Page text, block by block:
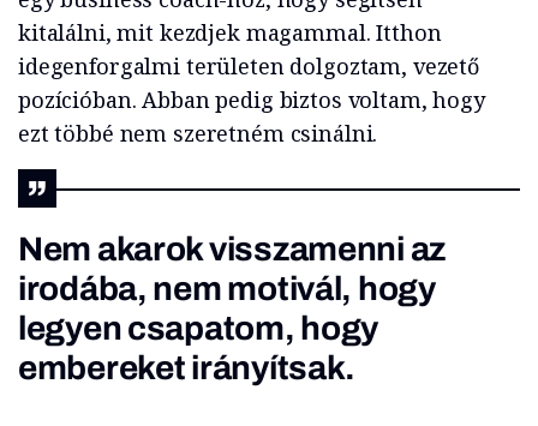
kitalálni, mit kezdjek magammal. Itthon
idegenforgalmi területen dolgoztam, vezető
pozícióban. Abban pedig biztos voltam, hogy
ezt többé nem szeretném csinálni.
Nem akarok visszamenni az
irodába, nem motivál, hogy
legyen csapatom, hogy
embereket irányítsak.